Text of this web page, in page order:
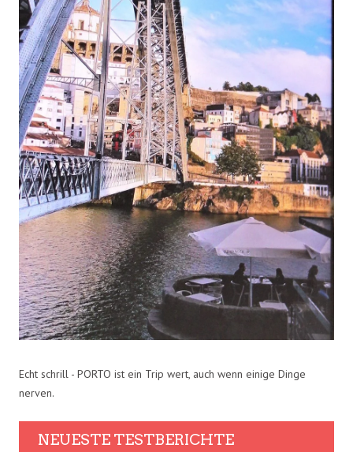
Echt schrill - PORTO ist ein Trip wert, auch wenn einige Dinge
nerven.
NEUESTE TESTBERICHTE